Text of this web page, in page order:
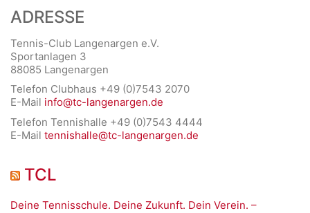
ADRESSE
Tennis-Club Langenargen e.V.
Sportanlagen 3
88085 Langenargen
Telefon Clubhaus +49 (0)7543 2070
E-Mail info@tc-langenargen.de
Telefon Tennishalle +49 (0)7543 4444
E-Mail tennishalle@tc-langenargen.de
TCL
Deine Tennisschule. Deine Zukunft. Dein Verein. –